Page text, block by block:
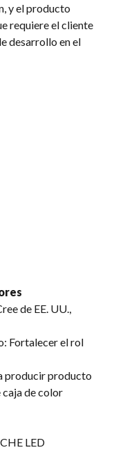
y el producto
requiere el cliente
desarrollo en el
de EE. UU.,
Fortalecer el rol
producir producto
caja de color
LED